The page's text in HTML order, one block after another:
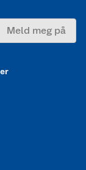
Meld meg på